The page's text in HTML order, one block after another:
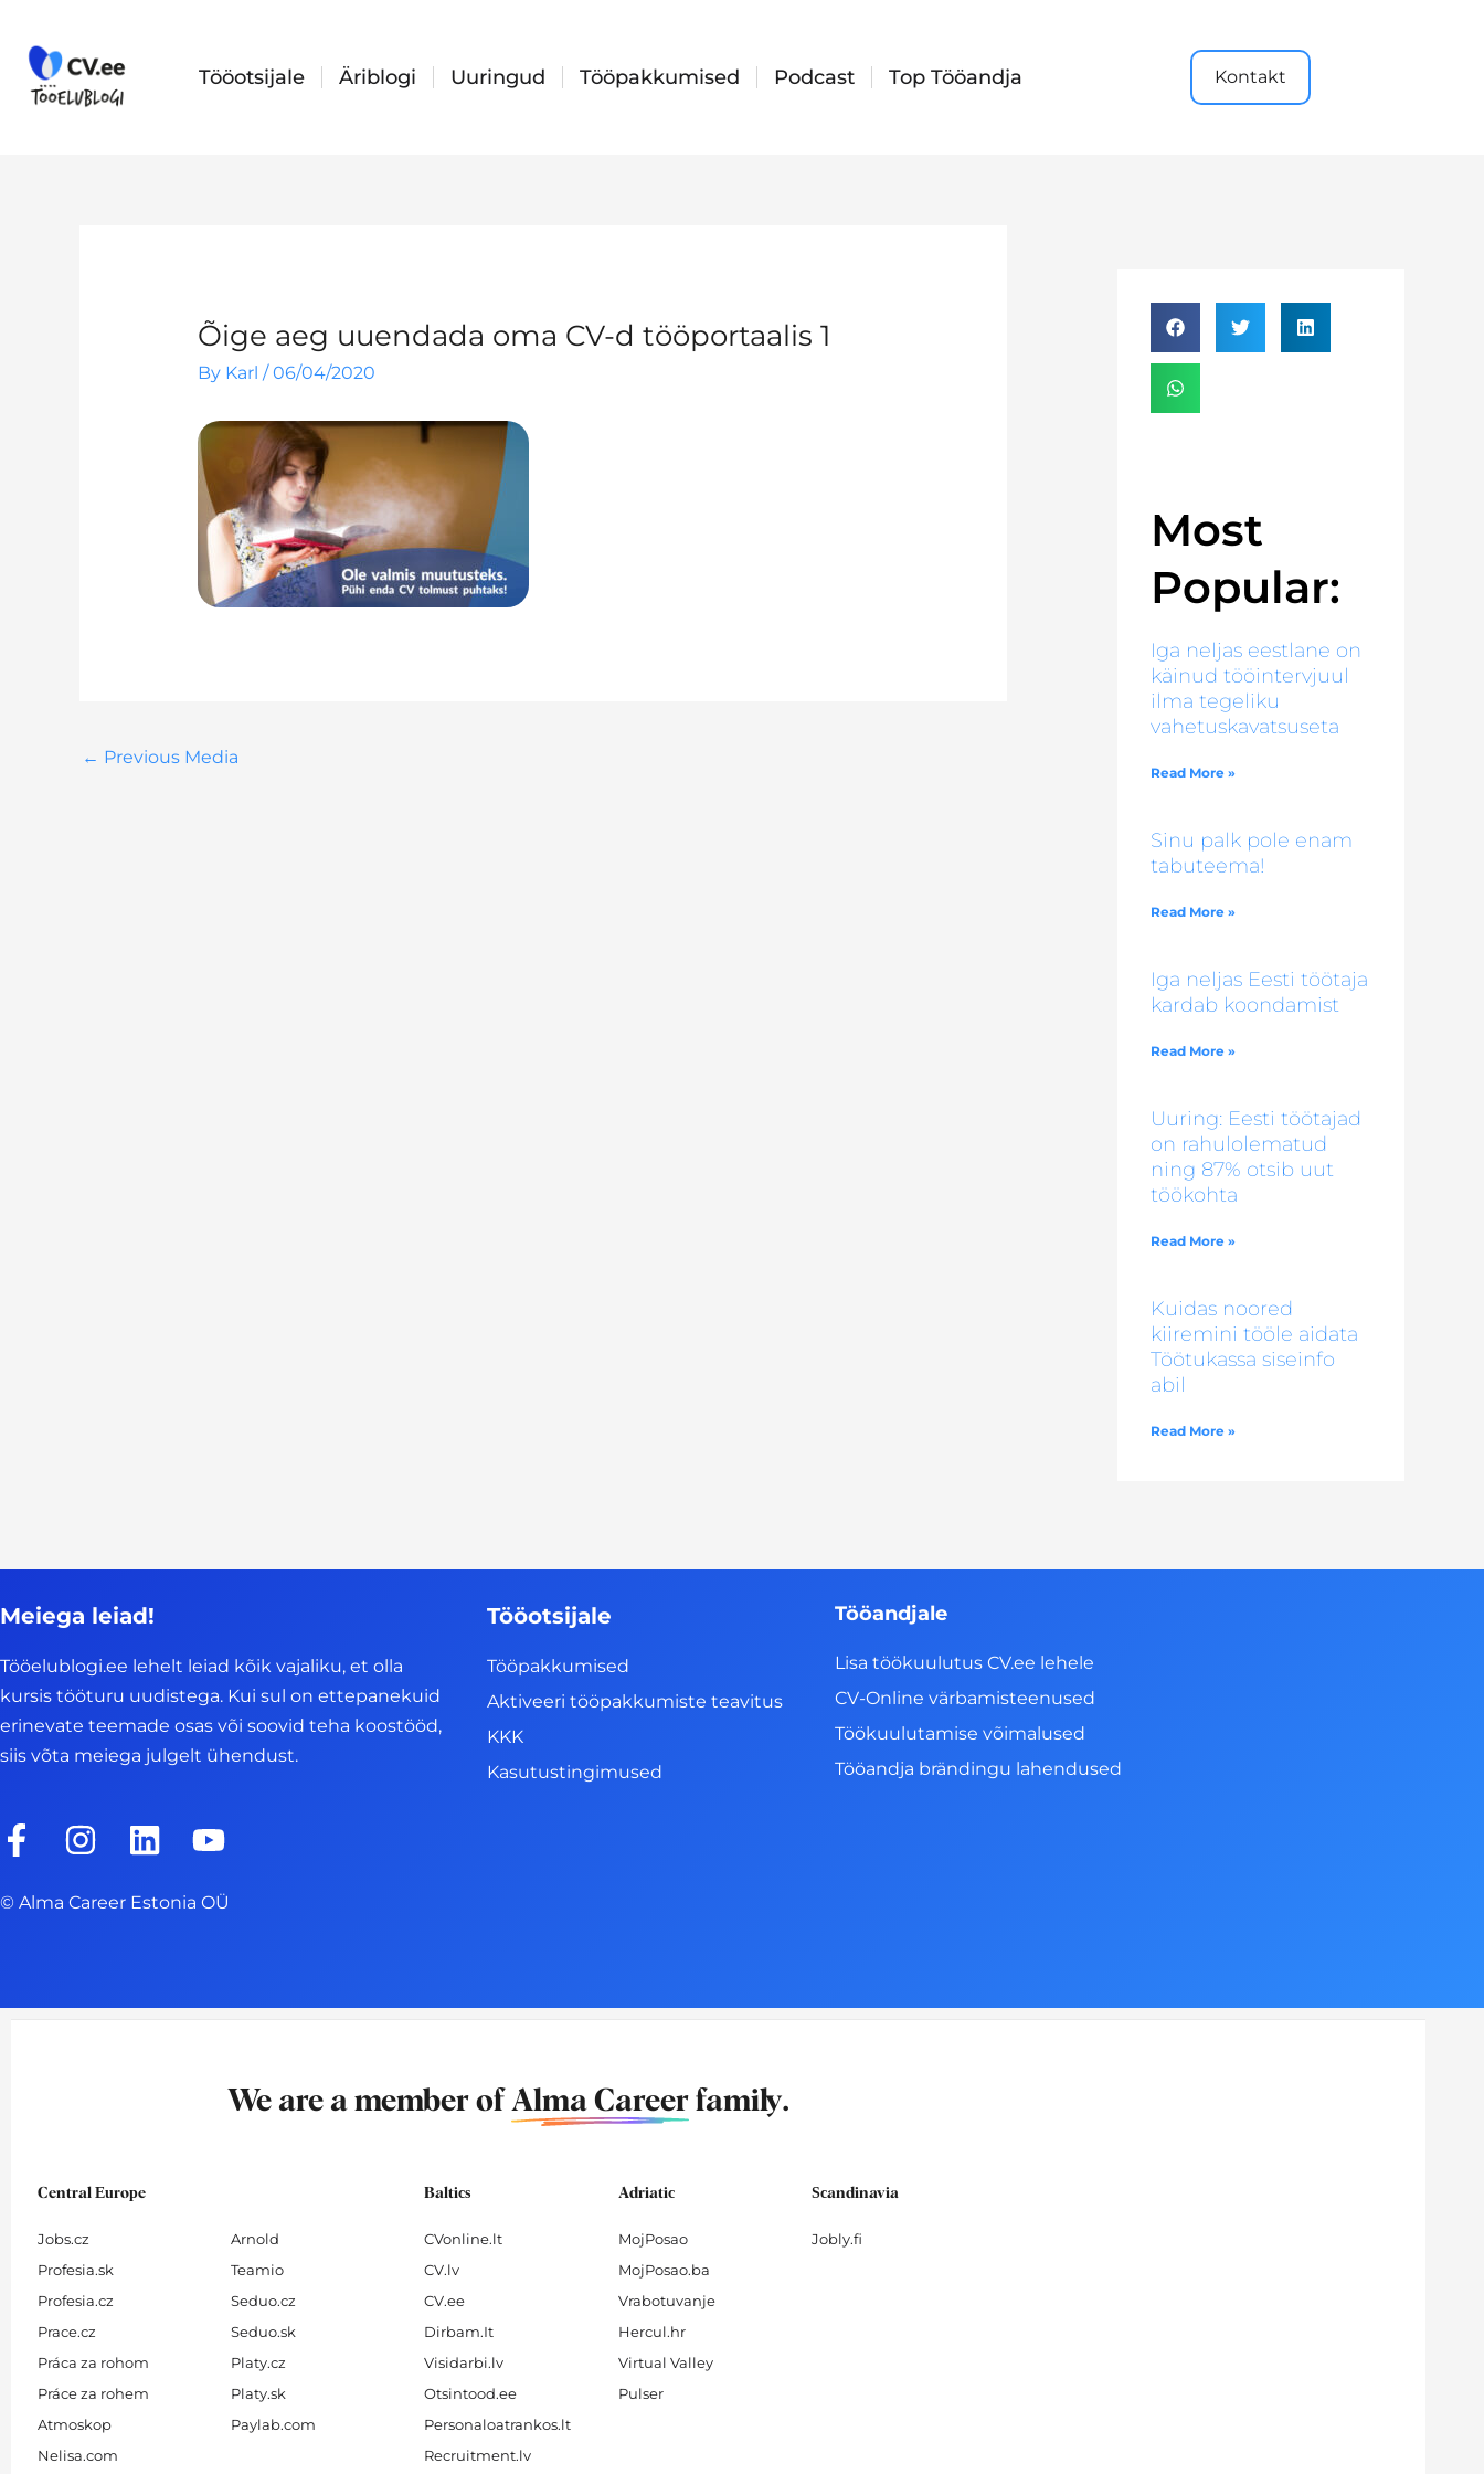
content
Tööotsijale Äriblogi Uuringud Tööpakkumised Podcast Top Tööandja Kontakt
Õige aeg uuendada oma CV-d tööportaalis 1
By Karl /06/04/2020
← Previous Media
Most
Popular:
Iga neljas eestlane on
käinud tööintervjuul
ilma tegeliku
vahetuskavatsuseta
Read More »
Sinu palk pole enam
tabuteema!
Read More »
Iga neljas Eesti töötaja
kardab koondamist
Read More »
Uuring: Eesti töötajad
on rahulolematud
ning 87% otsib uut
töökohta
Read More »
Kuidas noored
kiiremini tööle aidata
Töötukassa siseinfo
abil
Read More »
Meiega leiad!
Tööelublogi.ee lehelt leiad kõik vajaliku, et olla
kursis tööturu uudistega. Kui sul on ettepanekuid
erinevate teemade osas või soovid teha koostööd,
siis võta meiega julgelt ühendust.
F
c
o
I
s
g
L
n
d
Y
u
b
© Alma Career Estonia OÜ
Tööotsijale
Tööpakkumised
Aktiveeri tööpakkumiste teavitus
KKK
Kasutustingimused
Tööandjale
Lisa töökuulutus CV.ee lehele
CV-Online värbamisteenused
Töökuulutamise võimalused
Tööandja brändingu lahendused
We are a member of Alma Careerfamily.
Central Europe
Jobs.cz
Profesia.sk
Profesia.cz
Prace.cz
Práca za rohom
Práce za rohem
Atmoskop
Nelisa.com
Arnold
Teamio
Seduo.cz
Seduo.sk
Platy.cz
Platy.sk
Paylab.com
Baltics
CVonline.lt
CV.lv
CV.ee
Dirbam.It
Visidarbi.lv
Otsintood.ee
Personaloatrankos.lt
Recruitment.lv
Adriatic
MojPosao
MojPosao.ba
Vrabotuvanje
Hercul.hr
Virtual Valley
Pulser
Scandinavia
Jobly.fi